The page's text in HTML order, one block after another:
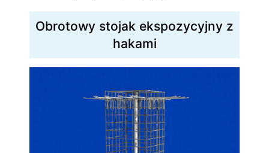
Obrotowy stojak ekspozycyjny z
hakami